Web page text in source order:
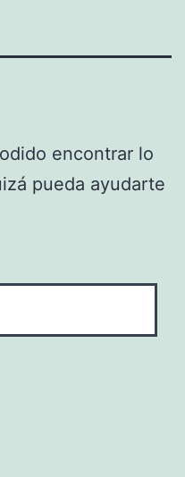
encontrar lo
pueda ayudarte